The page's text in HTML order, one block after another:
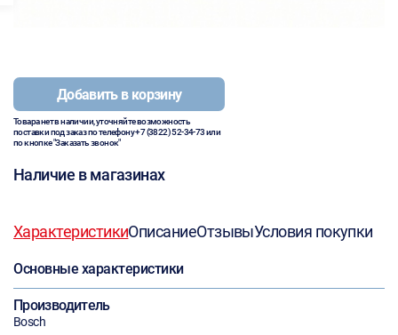
Добавить в корзину
Товара нет в наличии, уточняйте возможность
поставки под заказ по телефону+7 (3822) 52-34-73или
по кнопке "Заказать звонок"
Наличие в магазинах
ХарактеристикиОписаниеОтзывыУсловия покупки
Основные характеристики
Производитель
Bosch